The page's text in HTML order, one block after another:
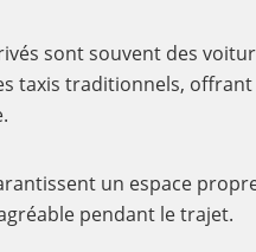
sont souvent des
taxis traditionnels,
un espace
pendant le trajet.